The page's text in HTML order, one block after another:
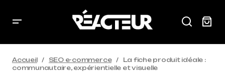
Accueil SEO e-commerce
La fiche produit idéale :
communautaire, expérientielle et visuelle